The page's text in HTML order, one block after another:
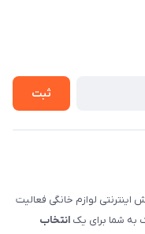
حضوری فقط با
ثبت
اینترنتی لوازم خانگی فعالیت
به شما برای یک انتخاب